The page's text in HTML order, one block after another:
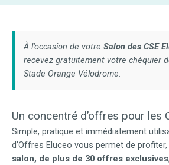
À l’occasion de votre Salon des CSE
recevez gratuitement votre chéquier
Stade Orange Vélodrome.
Un concentré d’offres pour les
Simple, pratique et immédiatement
d’Offres Eluceo vous permet de profiter,
salon, de plus de 30 offres exclusives